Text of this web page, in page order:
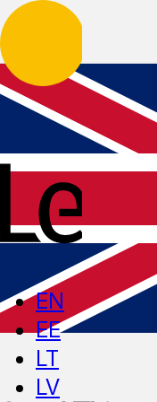
EN
EE
LT
LV